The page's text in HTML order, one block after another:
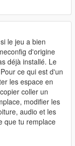
le jeu a bien
d'origine
déjà installé. Le
ce qui est d'un
les espace en
coller un
modifier les
audio et les
que tu remplace